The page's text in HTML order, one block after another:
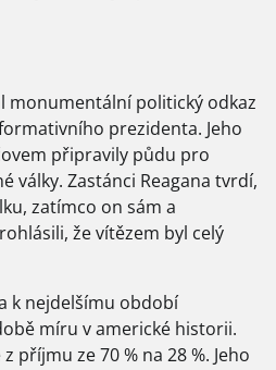
monumentální politický odkaz
prezidenta. Jeho
připravily půdu pro
války. Zastánci Reagana tvrdí,
zatímco on sám a
že vítězem byl celý
k nejdelšímu období
míru v americké historii.
příjmu ze 70 % na 28 %. Jeho